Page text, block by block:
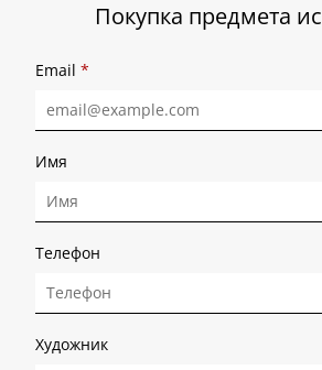
Покупка предмета
Email *
Имя
Телефон
Художник